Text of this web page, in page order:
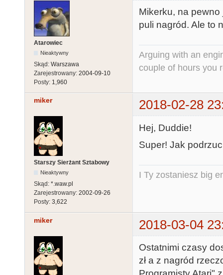
Atarowiec
Nieaktywny
Skąd: Warszawa
Zarejestrowany: 2004-09-10
Posty: 1,960
Mikerku, na
puli nagród. Ale to
Arguing with an
couple of hours you
miker 2018-02-28
Starszy Sierżant Sztabowy
Nieaktywny
Skąd: *.waw.pl
Zarejestrowany: 2002-09-26
Posty: 3,622
Hej, Duddie!
Super! Jak
I Ty zostaniesz big
miker 2018-03-04
Ostatnimi czasy
zł a z nagród